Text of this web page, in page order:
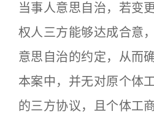
当事人意思自治，若变
权人三方能够达成合意
意思自治的约定，从而
本案中，并无对原个体
的三方协议，且个体工